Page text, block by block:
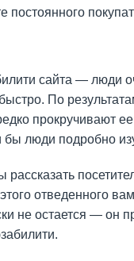
постоянного
сайта — люди
По
прокручивают
люди подробно
отведенного
не остается — он